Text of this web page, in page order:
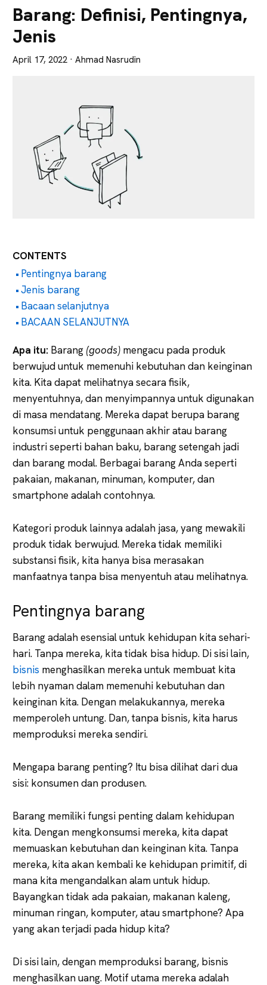
Tajam
Barang: Definisi, Pentingnya,
Jenis
April 17, 2022 · Ahmad Nasrudin
CONTENTS
Pentingnya barang
Jenis barang
Bacaan selanjutnya
BACAAN SELANJUTNYA
Apa itu: Barang (goods) mengacu pada produk
berwujud untuk memenuhi kebutuhan dan keinginan
kita. Kita dapat melihatnya secara fisik,
menyentuhnya, dan menyimpannya untuk digunakan
di masa mendatang. Mereka dapat berupa barang
konsumsi untuk penggunaan akhir atau barang
industri seperti bahan baku, barang setengah jadi
dan barang modal. Berbagai barang Anda seperti
pakaian, makanan, minuman, komputer, dan
smartphone adalah contohnya.
Kategori produk lainnya adalah jasa, yang mewakili
produk tidak berwujud. Mereka tidak memiliki
substansi fisik, kita hanya bisa merasakan
manfaatnya tanpa bisa menyentuh atau melihatnya.
Pentingnya barang
Barang adalah esensial untuk kehidupan kita sehari-
hari. Tanpa mereka, kita tidak bisa hidup. Di sisi lain,
bisnis menghasilkan mereka untuk membuat kita
lebih nyaman dalam memenuhi kebutuhan dan
keinginan kita. Dengan melakukannya, mereka
memperoleh untung. Dan, tanpa bisnis, kita harus
memproduksi mereka sendiri.
Mengapa barang penting? Itu bisa dilihat dari dua
sisi: konsumen dan produsen.
Barang memiliki fungsi penting dalam kehidupan
kita. Dengan mengkonsumsi mereka, kita dapat
memuaskan kebutuhan dan keinginan kita. Tanpa
mereka, kita akan kembali ke kehidupan primitif, di
mana kita mengandalkan alam untuk hidup.
Bayangkan tidak ada pakaian, makanan kaleng,
minuman ringan, komputer, atau smartphone? Apa
yang akan terjadi pada hidup kita?
Di sisi lain, dengan memproduksi barang, bisnis
menghasilkan uang. Motif utama mereka adalah